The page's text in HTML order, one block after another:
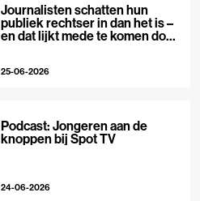
Journalisten schatten hun
publiek rechtser in dan het is –
en dat lijkt mede te komen door
25-06-2026
Podcast: Jongeren aan de
knoppen bij Spot TV
24-06-2026